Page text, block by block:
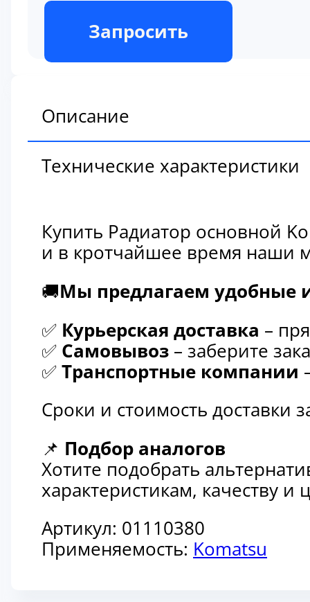
В наличии
Запросить
Описание
Технические характеристики
Купить Радиатор основной
и в кротчайшее время наши
🚚Мы предлагаем удобные
✅ Курьерская доставка –
✅ Самовывоз – заберите
✅ Транспортные компании
Сроки и стоимость доставки
📌 Подбор аналогов
Хотите подобрать
характеристикам, качеству
Артикул: 01110380
Применяемость: Komatsu